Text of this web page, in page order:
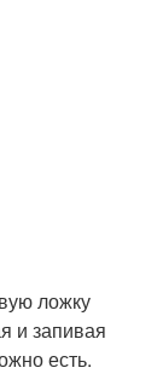
ложку
и запивая
есть.